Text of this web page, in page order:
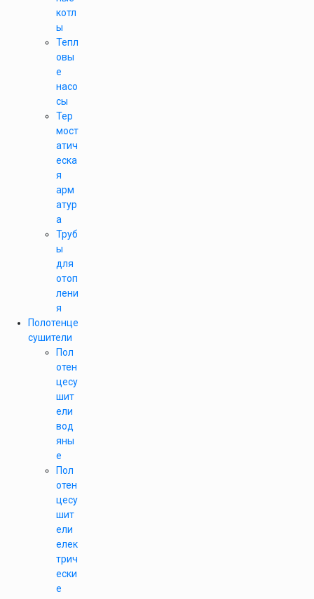
котл
ы
Тепл
овы
е
насо
сы
Тер
мост
атич
еска
я
арм
атур
а
Труб
ы
для
отоп
лени
я
Полотенце
сушители
Пол
отен
цесу
шит
ели
вод
яны
е
Пол
отен
цесу
шит
ели
елек
трич
ески
е